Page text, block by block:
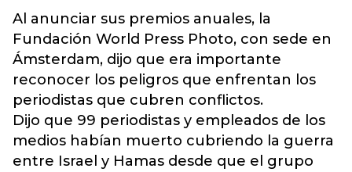
Al anunciar sus premios anuales, la
Fundación World Press Photo, con sede en
Ámsterdam, dijo que era importante
reconocer los peligros que enfrentan los
periodistas que cubren conflictos.
Dijo que 99 periodistas y empleados de los
medios habían muerto cubriendo la guerra
entre Israel y Hamas desde que el grupo